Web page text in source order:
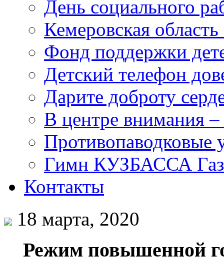
День социального
Кемеровская
Фонд поддержки
Детский телефон
Дарите доброту
В центре внимания –
Противопаводковые
Гимн КУЗБАССА
Контакты
18 марта, 2020
Режим повышенной